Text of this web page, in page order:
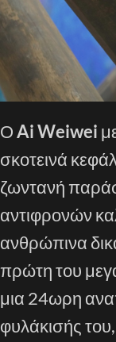
ΟAi Weiwei
σκοτεινά
ζωντανή
αντιφρονών
ανθρώπινα
πρώτη του
μια 24ωρη
φυλάκισής